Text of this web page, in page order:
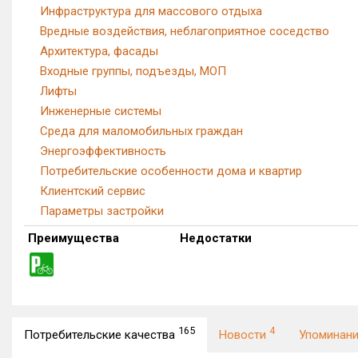
Инфраструктура для массового отдыха
Вредные воздействия, неблагоприятное соседство
Архитектура, фасады
Входные группы, подъезды, МОП
Лифты
Инженерные системы
Среда для маломобильных граждан
Энергоэффективность
Потребительские особенности дома и квартир
Клиентский сервис
Параметры застройки
Преимущества
Недостатки
Потребительские качества 165 Новости 4